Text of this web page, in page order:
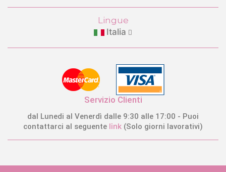
Lingue
Italia
Servizio Clienti
dal Lunedi al Venerdì dalle 9:30 alle 17:00 - Puoi
contattarci al seguente link (Solo giorni lavorativi)